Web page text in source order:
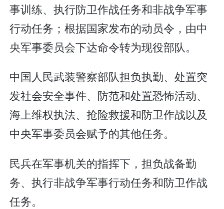
事训练、执行防卫作战任务和非战争军事
行动任务；根据国家发布的动员令，由中
央军事委员会下达命令转为现役部队。
中国人民武装警察部队担负执勤、处置突
发社会安全事件、防范和处置恐怖活动、
海上维权执法、抢险救援和防卫作战以及
中央军事委员会赋予的其他任务。
民兵在军事机关的指挥下，担负战备勤
务、执行非战争军事行动任务和防卫作战
任务。